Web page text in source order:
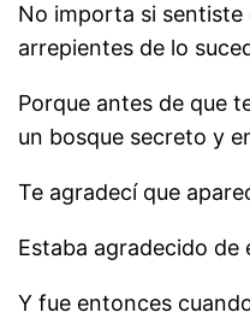
No importa si sentiste
arrepientes de lo
Porque antes de que
un bosque secreto y
Te agradecí que
Estaba agradecido de
Y fue entonces